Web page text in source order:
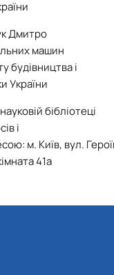
Дмитро
машин
будівництва і
України
бібліотеці
і
м. Київ, вул.
41а